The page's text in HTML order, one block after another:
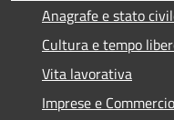
Anagrafe e stato
Cultura e tempo
Vita lavorativa
Imprese e Commercio